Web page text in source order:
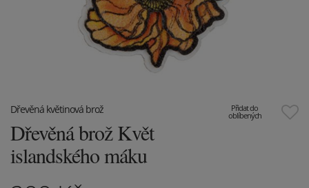
Přidat do
oblíbených
Dřevěná květinová brož
Dřevěná brož Květ
islandského máku